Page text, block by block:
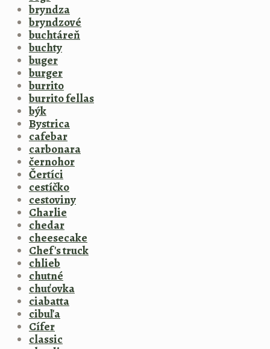
bryndza
bryndzové
buchtáreň
buchty
buger
burger
burrito
burrito fellas
býk
Bystrica
cafebar
carbonara
černohor
Čertíci
cestíčko
cestoviny
Charlie
chedar
cheesecake
Chef's truck
chlieb
chutné
chuťovka
ciabatta
cibuľa
Cífer
classic